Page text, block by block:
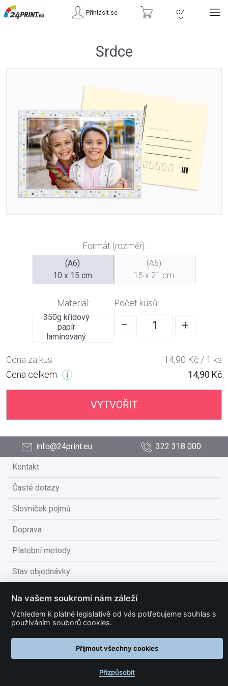
Přihlásit se CZ
›
Srdce
Formát (rozměr):
(A6)
10 x 15 cm
(A5)
15 x 21 cm
Materiál:
350g křídový
papír
laminovaný
Počet kusů:
− +
Cena za kus
14,90 Kč / 1 ks
Cena celkem
14,90 Kč
VYTVOŘIT
info@24print.eu 322 318 000
Kontakt
Časté dotazy
Slovníček pojmů
Doprava
Platební metody
Stav objednávky
Obchodní podmínky
Technické podmínky
Na vašem soukromí nám záleží
Vzhledem k platné legislativě od vás potřebujeme souhlas s
používáním souborů cookies.
Přijmout všechny cookies
Přizpůsobit